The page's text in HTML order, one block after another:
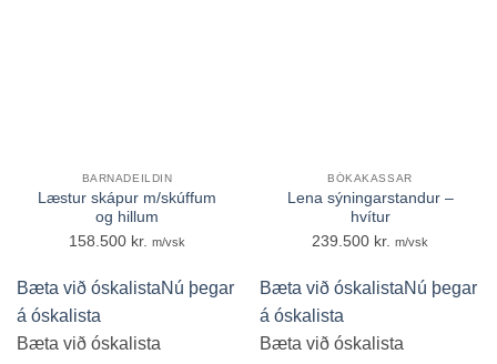
BARNADEILDIN
Læstur skápur m/skúffum
og hillum
158.500 kr. m/vsk
Bæta við óskalistaNú þegar
á óskalista
Bæta við óskalista
BÓKAKASSAR
Lena sýningarstandur –
hvítur
239.500 kr. m/vsk
Bæta við óskalistaNú þegar
á óskalista
Bæta við óskalista